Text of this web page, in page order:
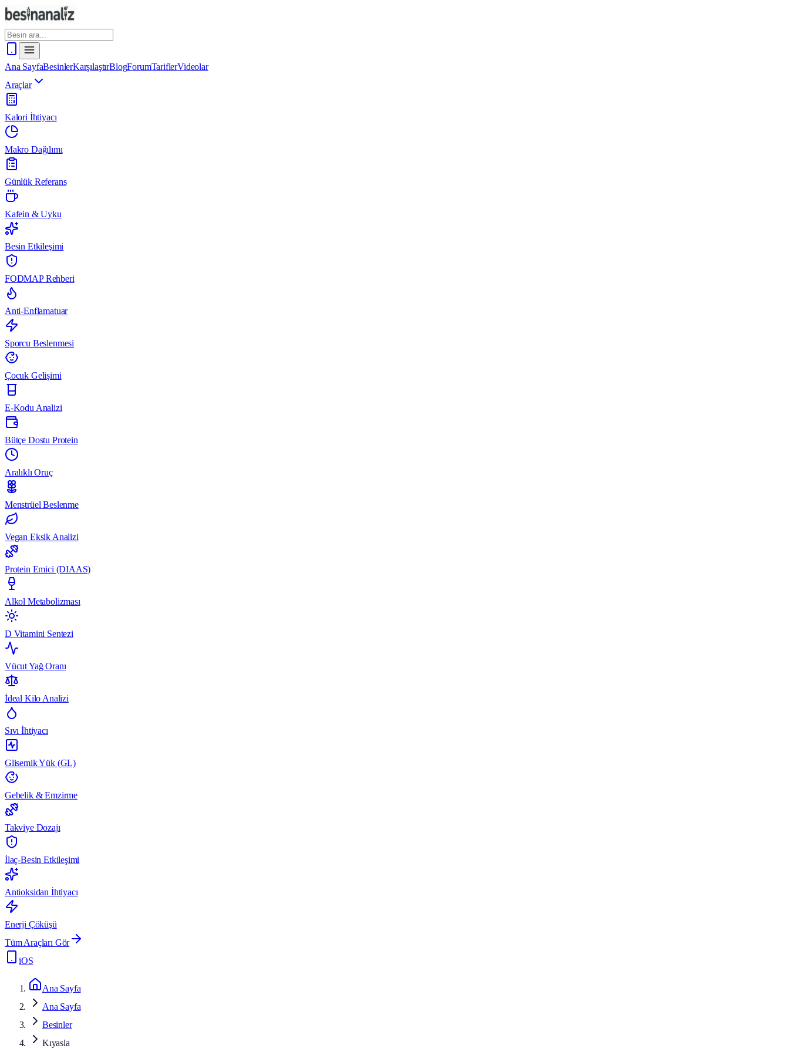
Ana SayfaBesinlerKarşılaştırBlogForumTariflerVideolar
Araçlar
Kalori İhtiyacı
Makro Dağılımı
Günlük Referans
Kafein & Uyku
Besin Etkileşimi
FODMAP Rehberi
Anti-Enflamatuar
Sporcu Beslenmesi
Çocuk Gelişimi
E-Kodu Analizi
Bütçe Dostu Protein
Aralıklı Oruç
Menstrüel Beslenme
Vegan Eksik Analizi
Protein Emici (DIAAS)
Alkol Metabolizması
D Vitamini Sentezi
Vücut Yağ Oranı
İdeal Kilo Analizi
Sıvı İhtiyacı
Glisemik Yük (GL)
Gebelik & Emzirme
Takviye Dozajı
İlaç-Besin Etkileşimi
Antioksidan İhtiyacı
Enerji Çöküşü
Tüm Araçları Gör
iOS
Ana Sayfa
Ana Sayfa
Besinler
Kıyasla